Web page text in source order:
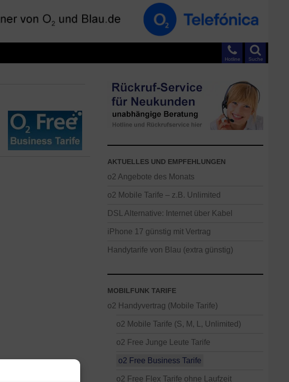
Suche
Hotline
AKTUELLES UND EMPFEHLUNGEN
o2 Angebote des Monats
o2 Mobile Tarife – z.B. Unlimited
DSL Alternative: Internet über Kabel
iPhone 17 günstig mit Vertrag
Handytarife von Blau (extra günstig)
MOBILFUNK TARIFE
o2 Handyvertrag (Mobile Tarife)
o2 Mobile Tarife (S, M, L, Unlimited)
o2 Free Junge Leute Tarife
o2 Free Business Tarife
o2 Free Flex Tarife ohne Laufzeit